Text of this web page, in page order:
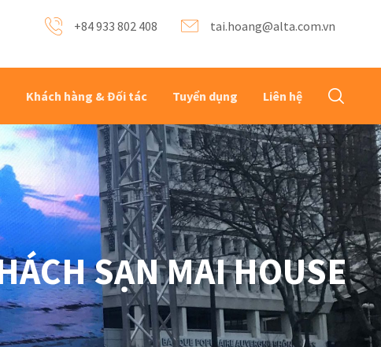
tai.hoang@alta.com.vn
+84 933 802 408
Khách hàng & Đối tác Tuyển dụng Liên hệ
SẠN MAI HOUSE